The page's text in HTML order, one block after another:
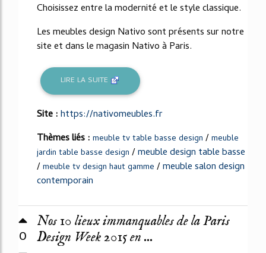
Choisissez entre la modernité et le style classique.
Les meubles design Nativo sont présents sur notre
site et dans le magasin Nativo à Paris.
LIRE LA SUITE
Site :https://nativomeubles.fr
Thèmes liés : meuble tv table basse design /meuble
jardin table basse design /meuble design table basse
/meuble tv design haut gamme /meuble salon design
contemporain
0
Nos 10 lieux immanquables de la Paris
Design Week 2015 en ...